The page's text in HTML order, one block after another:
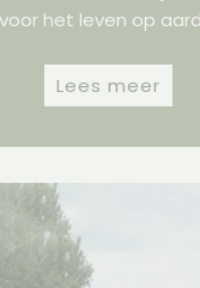
voor het leven op
Lees meer